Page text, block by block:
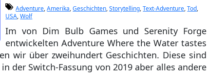
Adventure,Amerika,Geschichten,Storytelling,Text-Adventure,Tod,
USA,Wolf
Im von Dim Bulb Games und Serenity Forge
entwickelten Adventure Where the Water tastes
wir über zweihundert Geschichten. Diese sind
der Switch-Fassung von 2019 aber alles andere